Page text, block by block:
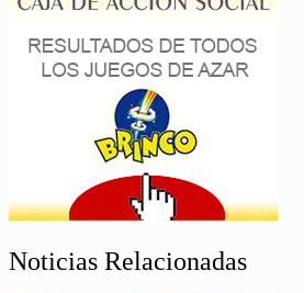
Noticias Relacionadas